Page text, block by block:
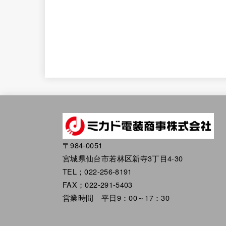
〒984-0051
宮城県仙台市若林区新寺3丁目4-30
TEL；022-256-8191
FAX；022-291-5403
営業時間 平日9：00～17：30